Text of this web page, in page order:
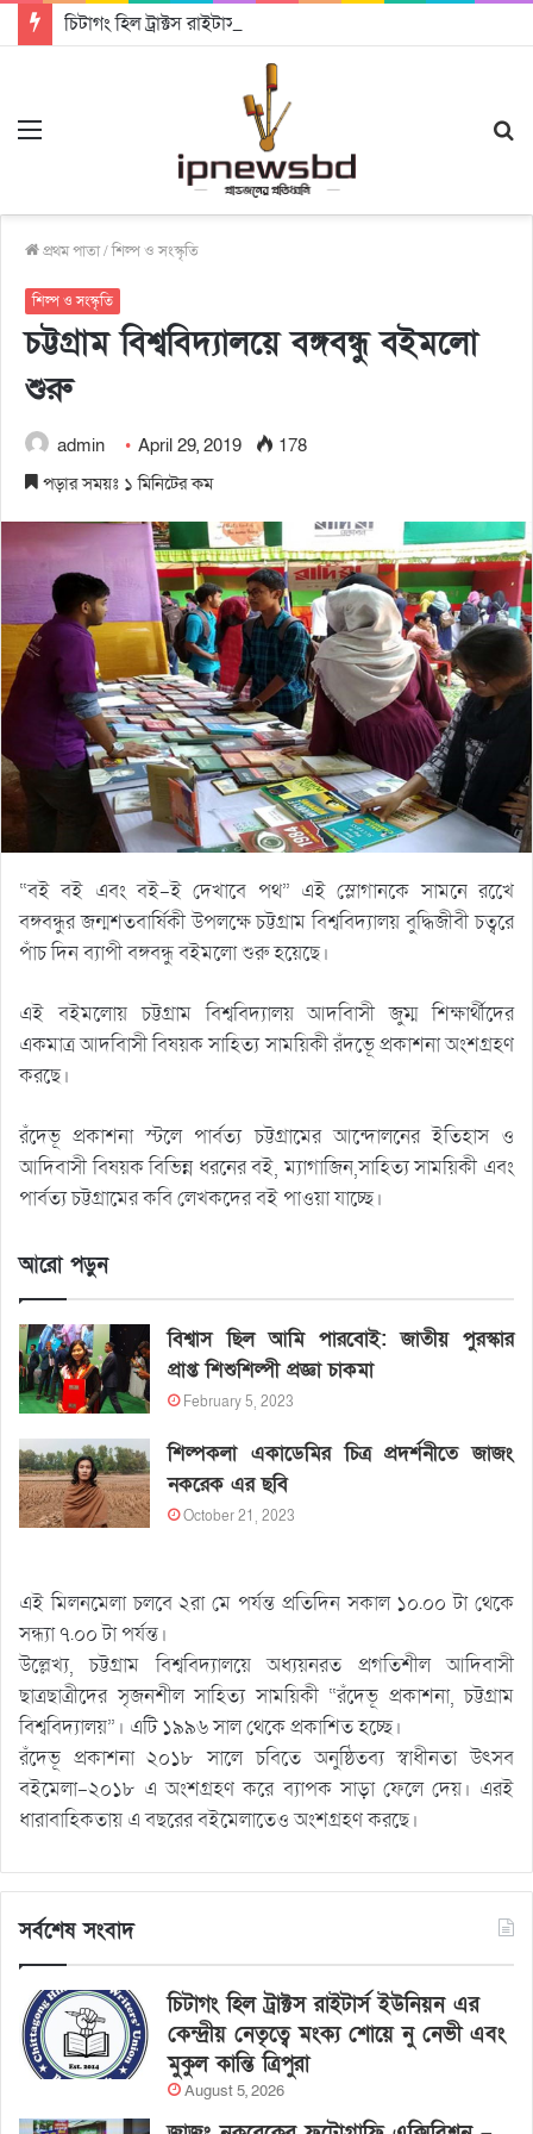
প্রথম পাতা/শিল্প ও সংস্কৃতি
শিল্প ও সংস্কৃতি
চট্টগ্রাম বিশ্ববিদ্যালয়ে বঙ্গবন্ধু বইমলো
শুরু
admin April 29, 2019
178
পড়ার সময়ঃ ১ মিনিটের কম
“বই বই এবং বই-ই দেখাবে পথ” এই স্লোগানকে সামনে রখেে
বঙ্গবন্ধুর জন্মশতবার্ষিকী উপলক্ষে চট্টগ্রাম বিশ্ববিদ্যালয় বুদ্ধিজীবী চত্বরে
পাঁচ দিন ব্যাপী বঙ্গবন্ধু বইমলো শুরু হয়েছে।
এই বইমলোয় চট্টগ্রাম বিশ্ববিদ্যালয় আদবিাসী জুম্ম শিক্ষার্থীদের
একমাত্র আদবিাসী বিষয়ক সাহিত্য সাময়িকী রঁদভেূ প্রকাশনা অংশগ্রহণ
করছে।
রঁদেভূ প্রকাশনা স্টলে পার্বত্য চট্টগ্রামের আন্দোলনের ইতিহাস ও
আদিবাসী বিষয়ক বিভিন্ন ধরনের বই, ম্যাগাজিন,সাহিত্য সাময়িকী এবং
পার্বত্য চট্টগ্রামের কবি লেখকদের বই পাওয়া যাচ্ছে।
আরো পড়ুন
বিশ্বাস ছিল আমি পারবোই: জাতীয় পুরস্কার
প্রাপ্ত শিশুশিল্পী প্রজ্ঞা চাকমা
February 5, 2023
শিল্পকলা একাডেমির চিত্র প্রদর্শনীতে জাজং
নকরেক এর ছবি
October 21, 2023
এই মিলনমেলা চলবে ২রা মে পর্যন্ত প্রতিদিন সকাল ১০.০০ টা থেকে
সন্ধ্যা ৭.০০ টা পর্যন্ত।
উল্লেখ্য, চট্টগ্রাম বিশ্ববিদ্যালয়ে অধ্যয়নরত প্রগতিশীল আদিবাসী
ছাত্রছাত্রীদের সৃজনশীল সাহিত্য সাময়িকী “রঁদেভূ প্রকাশনা, চট্টগ্রাম
বিশ্ববিদ্যালয়”। এটি ১৯৯৬ সাল থেকে প্রকাশিত হচ্ছে।
রঁদেভূ প্রকাশনা ২০১৮ সালে চবিতে অনুষ্ঠিতব্য স্বাধীনতা উৎসব
বইমেলা-২০১৮ এ অংশগ্রহণ করে ব্যাপক সাড়া ফেলে দেয়। এরই
ধারাবাহিকতায় এ বছরের বইমেলাতেও অংশগ্রহণ করছে।
সর্বশেষ সংবাদ
চিটাগং হিল ট্রাক্টস রাইটার্স ইউনিয়ন এর
কেন্দ্রীয় নেতৃত্বে মংক্য শোয়ে নু নেভী এবং
মুকুল কান্তি ত্রিপুরা
August 5, 2026